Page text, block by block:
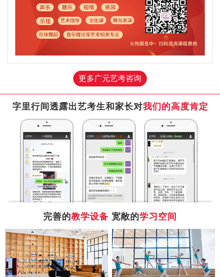
更多广元艺考咨询
字里行间透露出艺考生和家长对我们的高度肯定
完善的教学设备 宽敞的学习空间